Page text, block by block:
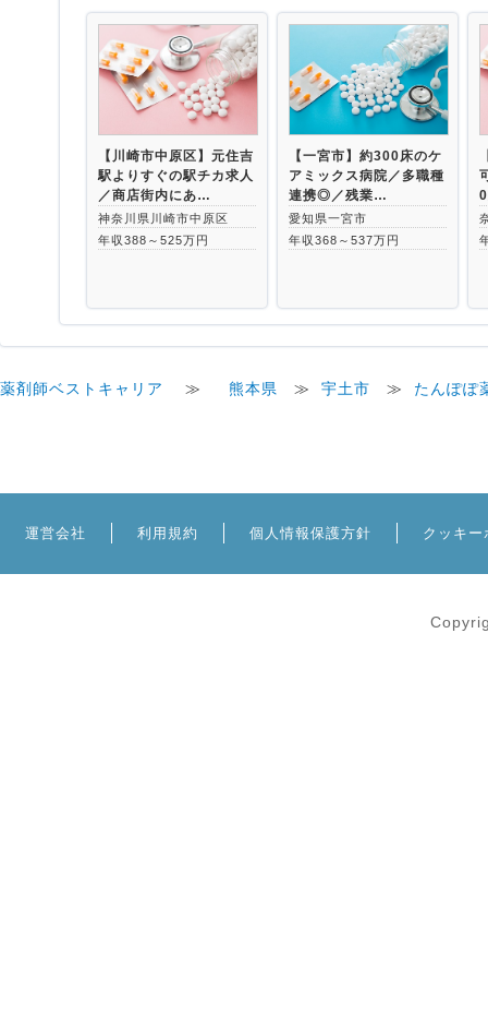
【川崎市中原区】元住吉
駅よりすぐの駅チカ求人
／商店街内にあ…
神奈川県川崎市中原区
年収388～525万円
【一宮市】約300床のケ
アミックス病院／多職種
連携◎／残業…
愛知県一宮市
年収368～537万円
薬剤師ベストキャリア ≫ 熊本県 ≫ 宇土市 ≫ たんぽぽ
運営会社 利用規約 個人情報保護方針 クッキー